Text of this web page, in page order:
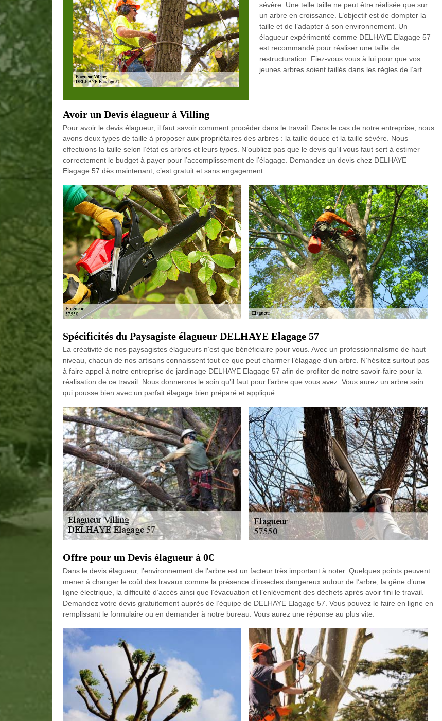
sévère. Une telle taille ne peut être réalisée que sur
un arbre en croissance. L’objectif est de dompter la
taille et de l’adapter à son environnement. Un
élagueur expérimenté comme DELHAYE Elagage 57
est recommandé pour réaliser une taille de
restructuration. Fiez-vous vous à lui pour que vos
jeunes arbres soient taillés dans les règles de l’art.
Avoir un Devis élagueur à Villing
Pour avoir le devis élagueur, il faut savoir comment procéder dans le travail. Dans le cas de notre entreprise, nous
avons deux types de taille à proposer aux propriétaires des arbres : la taille douce et la taille sévère. Nous
effectuons la taille selon l’état es arbres et leurs types. N’oubliez pas que le devis qu’il vous faut sert à estimer
correctement le budget à payer pour l’accomplissement de l’élagage. Demandez un devis chez DELHAYE
Elagage 57 dès maintenant, c’est gratuit et sans engagement.
Spécificités du Paysagiste élagueur DELHAYE Elagage 57
La créativité de nos paysagistes élagueurs n’est que bénéficiaire pour vous. Avec un professionnalisme de haut
niveau, chacun de nos artisans connaissent tout ce que peut charmer l’élagage d’un arbre. N’hésitez surtout pas
à faire appel à notre entreprise de jardinage DELHAYE Elagage 57 afin de profiter de notre savoir-faire pour la
réalisation de ce travail. Nous donnerons le soin qu’il faut pour l’arbre que vous avez. Vous aurez un arbre sain
qui pousse bien avec un parfait élagage bien préparé et appliqué.
Offre pour un Devis élagueur à 0€
Dans le devis élagueur, l’environnement de l’arbre est un facteur très important à noter. Quelques points peuvent
mener à changer le coût des travaux comme la présence d’insectes dangereux autour de l’arbre, la gêne d’une
ligne électrique, la difficulté d’accès ainsi que l’évacuation et l’enlèvement des déchets après avoir fini le travail.
Demandez votre devis gratuitement auprès de l’équipe de DELHAYE Elagage 57. Vous pouvez le faire en ligne en
remplissant le formulaire ou en demander à notre bureau. Vous aurez une réponse au plus vite.